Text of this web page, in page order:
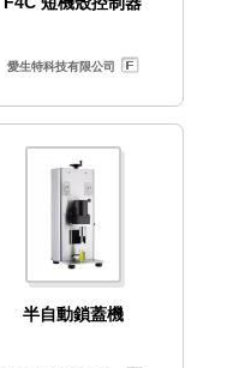
愛生特科技有限公司
半自動鎖蓋機